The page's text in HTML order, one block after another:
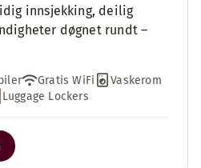
innsjekking, deilig
døgnet rundt –
Gratis WiFi
Vaskerom
Luggage Lockers